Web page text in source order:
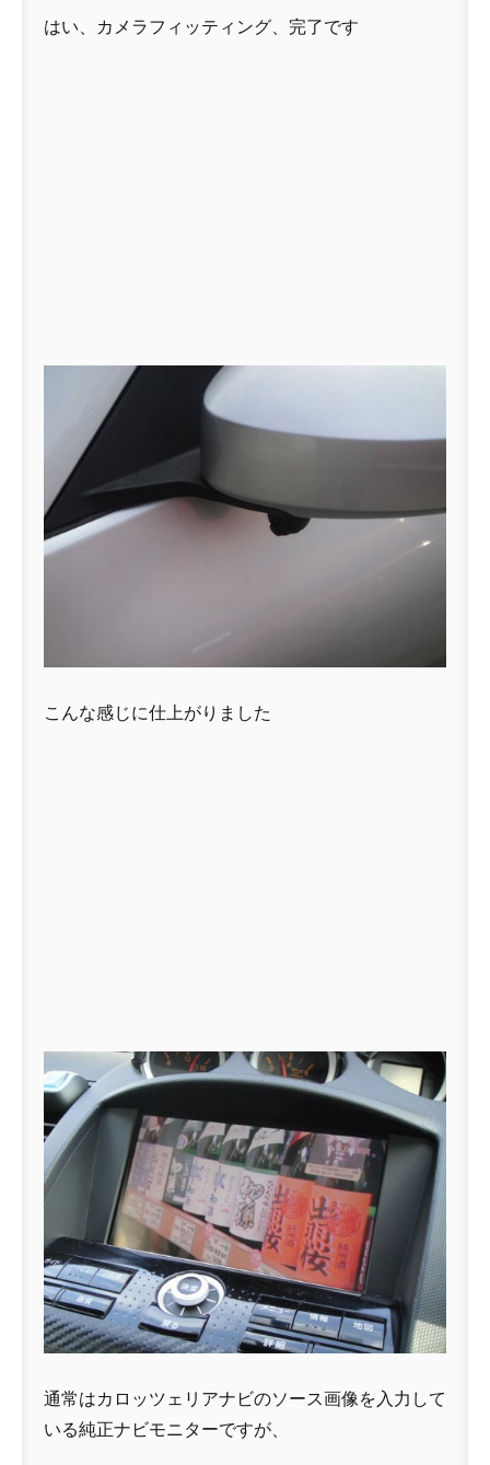
はい、カメラフィッティング、完了です
こんな感じに仕上がりました
通常はカロッツェリアナビのソース画像を入力して
いる純正ナビモニターですが、